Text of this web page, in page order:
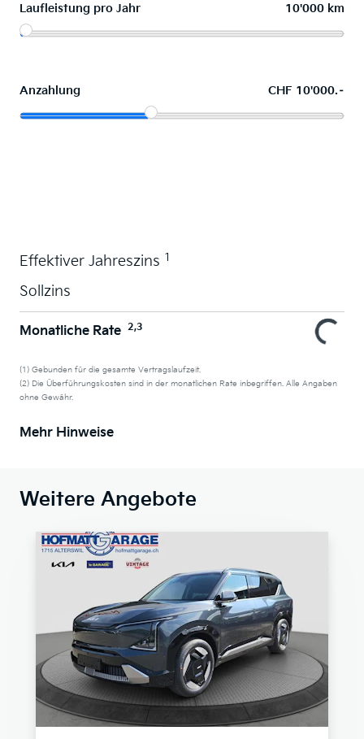
Laufleistung pro Jahr 10'000 km
Anzahlung CHF 10'000.–
Effektiver Jahreszins 1
Sollzins
Monatliche Rate 2,3
(1) Gebunden für die gesamte Vertragslaufzeit.
(2) Die Überführungskosten sind in der monatlichen Rate inbegriffen. Alle Angaben
ohne Gewähr.
Mehr Hinweise
Weitere Angebote